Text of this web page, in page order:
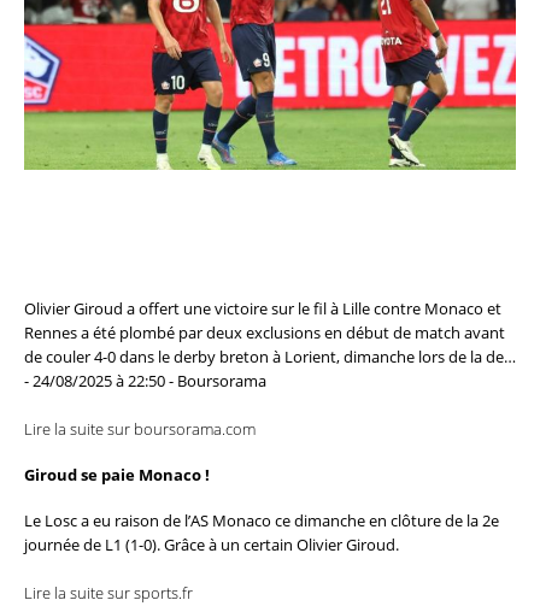
Olivier Giroud a offert une victoire sur le fil à Lille contre Monaco et
Rennes a été plombé par deux exclusions en début de match avant
de couler 4-0 dans le derby breton à Lorient, dimanche lors de la de…
- 24/08/2025 à 22:50 - Boursorama
Lire la suite sur boursorama.com
Giroud se paie Monaco !
Le Losc a eu raison de l’AS Monaco ce dimanche en clôture de la 2e
journée de L1 (1-0). Grâce à un certain Olivier Giroud.
Lire la suite sur sports.fr